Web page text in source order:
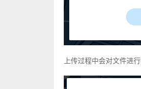
上传过程中会对文件进